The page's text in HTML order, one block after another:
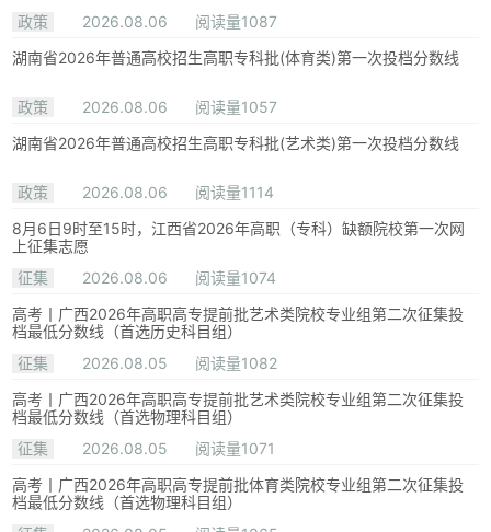
政策
2026.08.06
阅读量1087
湖南省2026年普通高校招生高职专科批(体育类)第一次投档分数线
政策 2026.08.06
阅读量1057
湖南省2026年普通高校招生高职专科批(艺术类)第一次投档分数线
政策 2026.08.06
阅读量1114
8月6日9时至15时，江西省2026年高职（专科）缺额院校第一次网
上征集志愿
征集
2026.08.06
阅读量1074
高考丨广西2026年高职高专提前批艺术类院校专业组第二次征集投
档最低分数线（首选历史科目组）
征集
2026.08.05
阅读量1082
高考丨广西2026年高职高专提前批艺术类院校专业组第二次征集投
档最低分数线（首选物理科目组）
征集
2026.08.05
阅读量1071
高考丨广西2026年高职高专提前批体育类院校专业组第二次征集投
档最低分数线（首选物理科目组）